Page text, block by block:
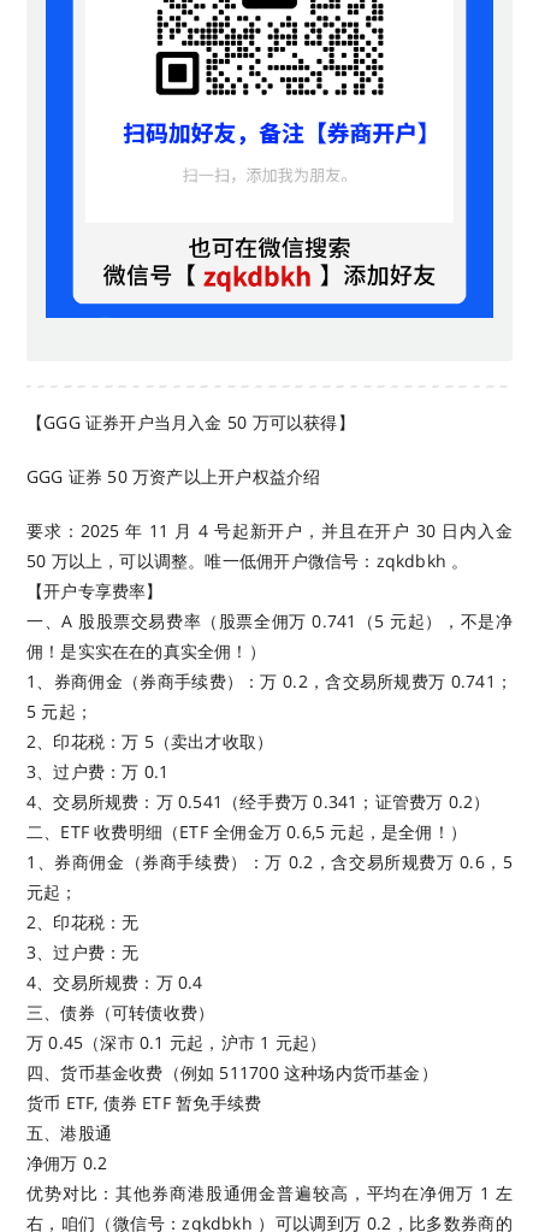
【GGG 证券开户当月入金 50 万可以获得】
GGG 证券 50 万资产以上开户权益介绍
要求：2025 年 11 月 4 号起新开户，并且在开户 30 日内入金
50 万以上，可以调整。唯一低佣开户微信号：zqkdbkh 。
【开户专享费率】
一、A 股股票交易费率（股票全佣万 0.741（5 元起），不是净
佣！是实实在在的真实全佣！）
1、券商佣金（券商手续费）：万 0.2，含交易所规费万 0.741；
5 元起；
2、印花税：万 5（卖出才收取）
3、过户费：万 0.1
4、交易所规费：万 0.541（经手费万 0.341；证管费万 0.2）
二、ETF 收费明细（ETF 全佣金万 0.6,5 元起，是全佣！）
1、券商佣金（券商手续费）：万 0.2，含交易所规费万 0.6，5
元起；
2、印花税：无
3、过户费：无
4、交易所规费：万 0.4
三、债券（可转债收费）
万 0.45（深市 0.1 元起，沪市 1 元起）
四、货币基金收费（例如 511700 这种场内货币基金）
货币 ETF, 债券 ETF 暂免手续费
五、港股通
净佣万 0.2
优势对比：其他券商港股通佣金普遍较高，平均在净佣万 1 左
右，咱们（微信号：zqkdbkh ）可以调到万 0.2，比多数券商的